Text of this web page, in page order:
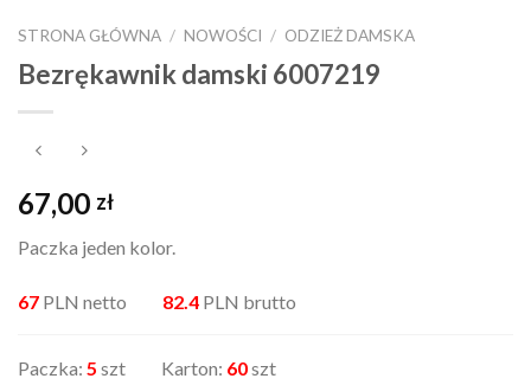
STRONA GŁÓWNA / NOWOŚCI / ODZIEŻ DAMSKA
Bezrękawnik damski 6007219
67,00 zł
Paczka jeden kolor.
67 PLN netto 82.4 PLN brutto
Paczka: 5 szt Karton: 60szt